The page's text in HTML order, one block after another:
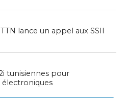
lance un appel aux SSII
tunisiennes pour
électroniques